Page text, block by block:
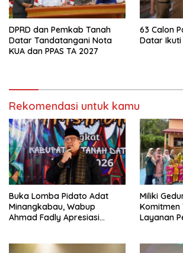
DPRD dan Pemkab Tanah
Datar Tandatangani Nota
KUA dan PPAS TA 2027
63 Calon
Datar
Rekomendasi untuk kamu
Buka Lomba Pidato Adat
Minangkabau, Wabup
Ahmad Fadly Apresiasi
Miliki
Layanan